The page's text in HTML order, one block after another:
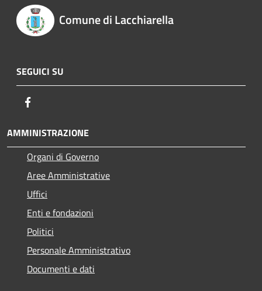
Comune di Lacchiarella
SEGUICI SU
AMMINISTRAZIONE
Organi di Governo
Aree Amministrative
Uffici
Enti e fondazioni
Politici
Personale Amministrativo
Documenti e dati